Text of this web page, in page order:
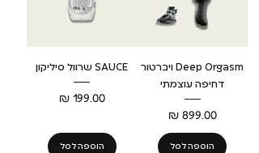
Deep Orgasm ויברטור
דחיפה עוצמתי
מחיר‏899.00 ‏₪
הוספה לסל
SAUCE שרוול סיליקון
מחיר‏199.00 ‏₪
הוספה לסל